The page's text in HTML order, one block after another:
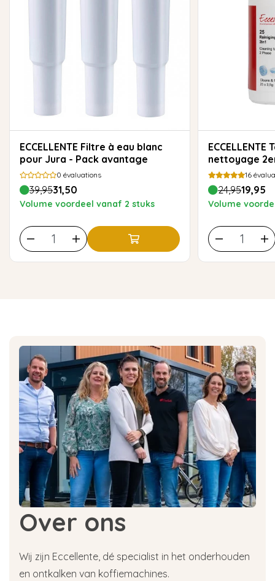
ECCELLENTE Filtre à eau blanc
pour Jura - Pack avantage
0 évaluations
39,9531,50
Volume voordeel vanaf 2 stuks
ECCELLENTE Tablettes de
nettoyage
16
24,9519,95
Volume
Over ons
Wij zijn Eccellente, dé specialist in het onderhouden
en ontkalken van koffiemachines.